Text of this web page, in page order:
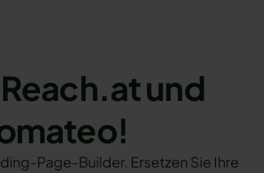
und
Page-Builder. Ersetzen Sie Ihre